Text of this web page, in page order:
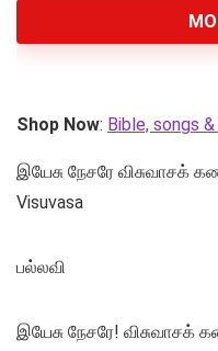
Shop Now: Bible, songs
இயேசு நேசரே விசுவாசக்
Visuvasa
பல்லவி
இயேசு நேசரே! விசுவாசக்